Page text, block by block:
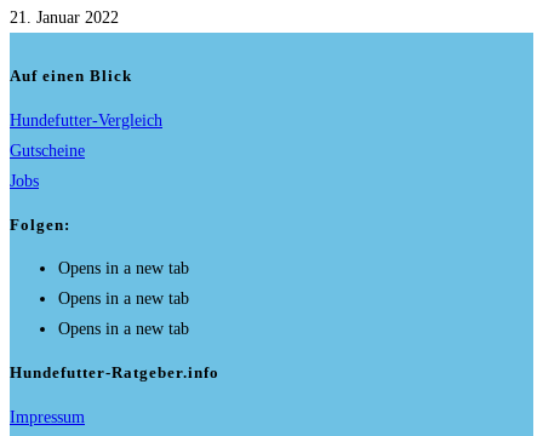
21. Januar 2022
Auf einen Blick
Hundefutter-Vergleich
Gutscheine
Jobs
Folgen:
Opens in a new tab
Opens in a new tab
Opens in a new tab
Hundefutter-Ratgeber.info
Impressum